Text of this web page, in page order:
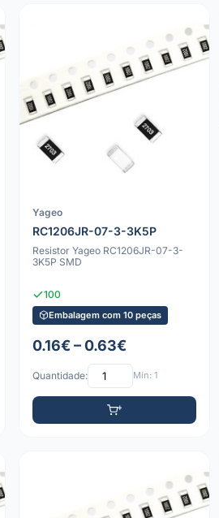
Yageo
RC1206JR-07-3-3K5P
Resistor Yageo RC1206JR-07-3-
3K5P SMD
100
Embalagem com 10 peças
0.16€ – 0.63€
Quantidade: Mín: 1